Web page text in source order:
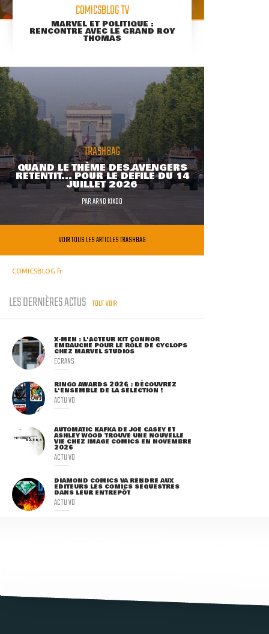
COMICSBLOG TV
MARVEL ET POLITIQUE :
RENCONTRE AVEC LE GRAND ROY
THOMAS
TRASHBAG
QUAND LE THÈME DES AVENGERS
RETENTIT... POUR LE DÉFILÉ DU 14
JUILLET 2026
PARARNO KIKOO
VOIR TOUS LES ARTICLES TRASHBAG
COMICSBLOG.fr
LES DERNIÈRES ACTUS TOUT VOIR
X-MEN : L'ACTEUR KIT CONNOR
EMBAUCHÉ POUR LE RÔLE DE CYCLOPS
CHEZ MARVEL STUDIOS
ECRANS
RINGO AWARDS 2026 : DÉCOUVREZ
L'ENSEMBLE DE LA SÉLECTION !
ACTU VO
AUTOMATIC KAFKA DE JOE CASEY ET
ASHLEY WOOD TROUVE UNE NOUVELLE
VIE CHEZ IMAGE COMICS EN NOVEMBRE
2026
ACTU VO
DIAMOND COMICS VA RENDRE AUX
ÉDITEURS LES COMICS SÉQUESTRÉS
DANS LEUR ENTREPÔT
ACTU VO